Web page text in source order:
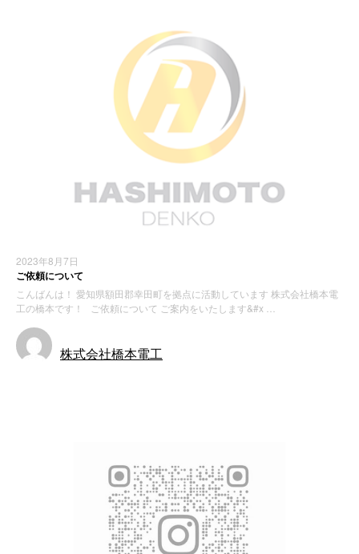
2023年8月7日
ご依頼について
こんばんは！ 愛知県額田郡幸田町を拠点に活動しています 株式会社橋本電
工の橋本です！ ご依頼について ご案内をいたします&#x …
株式会社橋本電工